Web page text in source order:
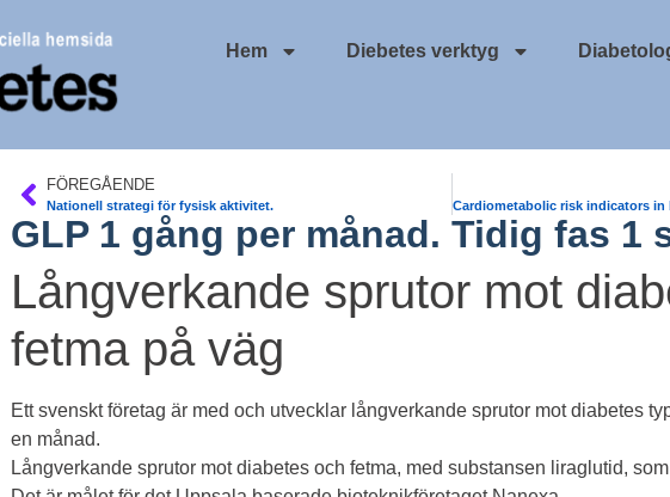
Hem Diebetes verktyg
FÖREGÅENDE
Nationell strategi för fysisk aktivitet.
GLP 1 gång per månad. Tidig fas 1
Långverkande sprutor mot
fetma på väg
Ett svenskt företag är med och utvecklar långverkande sprutor mot diabetes
en månad.
Långverkande sprutor mot diabetes och fetma, med substansen liraglutid,